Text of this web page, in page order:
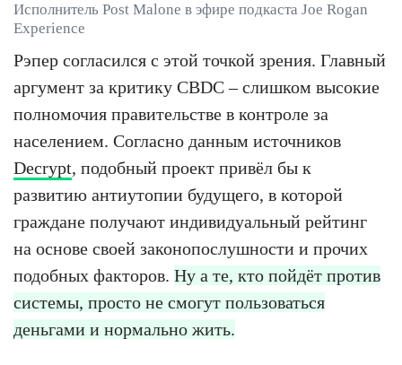
Исполнитель Post Malone в эфире подкаста Joe Rogan
Experience
Рэпер согласился с этой точкой зрения. Главный
аргумент за критику CBDC – слишком высокие
полномочия правительстве в контроле за
населением. Согласно данным источников
Decrypt, подобный проект привёл бы к
развитию антиутопии будущего, в которой
граждане получают индивидуальный рейтинг
на основе своей законопослушности и прочих
подобных факторов. Ну а те, кто пойдёт против
системы, просто не смогут пользоваться
деньгами и нормально жить.